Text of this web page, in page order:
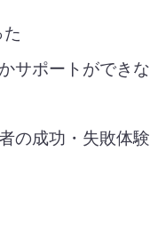
サポートができな
の成功・失敗体験